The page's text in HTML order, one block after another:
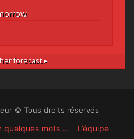
forecast ▸
© Tous droits réservés
quelques mots … L’équipe